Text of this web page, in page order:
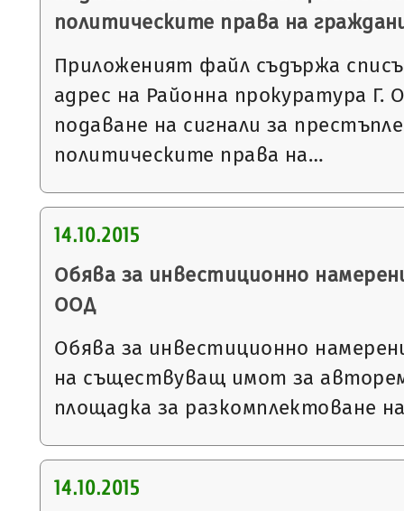
политическите права на
Приложеният файл съдържа
адрес на Районна прокуратура Г.
подаване на сигнали за
политическите права на…
14.10.2015
Обява за инвестиционно
ООД
Обява за инвестиционно
на съществуващ имот за
площадка за разкомплектоване
14.10.2015